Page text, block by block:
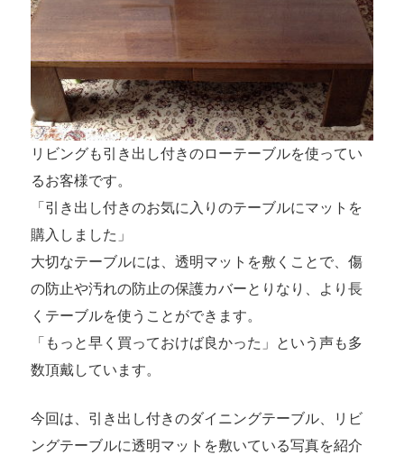
リビングも引き出し付きのローテーブルを使ってい
るお客様です。
「引き出し付きのお気に入りのテーブルにマットを
購入しました」
大切なテーブルには、透明マットを敷くことで、傷
の防止や汚れの防止の保護カバーとりなり、より長
くテーブルを使うことができます。
「 もっと早く買っておけば良かった 」という声も多
数頂戴しています。
今回は、引き出し付きのダイニングテーブル、リビ
ングテーブルに透明マットを敷いている写真を紹介